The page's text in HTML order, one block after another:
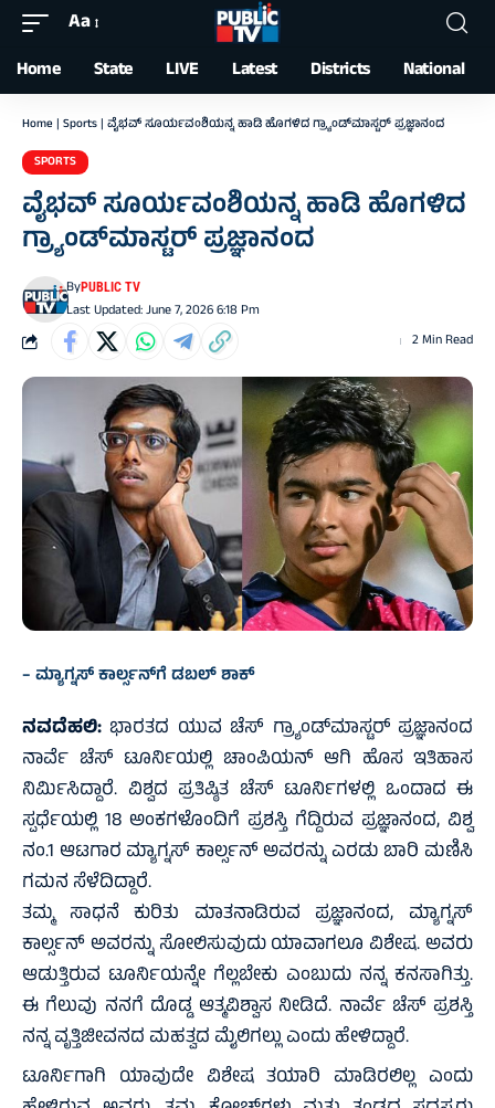
Font
Resizer
Aa
Home State LIVE Latest Districts National
Home | Sports | ವೈಭವ್‌ ಸೂರ್ಯವಂಶಿಯನ್ನ ಹಾಡಿ ಹೊಗಳಿದ ಗ್ರ್ಯಾಂಡ್‌ಮಾಸ್ಟರ್ ಪ್ರಜ್ಞಾನಂದ
SPORTS
ವೈಭವ್‌ ಸೂರ್ಯವಂಶಿಯನ್ನ ಹಾಡಿ ಹೊಗಳಿದ
ಗ್ರ್ಯಾಂಡ್‌ಮಾಸ್ಟರ್ ಪ್ರಜ್ಞಾನಂದ
Last Updated: June 7, 2026 6:18 Pm
ByPUBLIC TV
2 Min Read
– ಮ್ಯಾಗ್ನಸ್ ಕಾರ್ಲ್ಸನ್‌ಗೆ ಡಬಲ್‌ ಶಾಕ್‌
ನವದೆಹಲಿ: ಭಾರತದ ಯುವ ಚೆಸ್ ಗ್ರ್ಯಾಂಡ್‌ಮಾಸ್ಟರ್ ಪ್ರಜ್ಞಾನಂದ
ನಾರ್ವೆ ಚೆಸ್ ಟೂರ್ನಿಯಲ್ಲಿ ಚಾಂಪಿಯನ್ ಆಗಿ ಹೊಸ ಇತಿಹಾಸ
ನಿರ್ಮಿಸಿದ್ದಾರೆ. ವಿಶ್ವದ ಪ್ರತಿಷ್ಠಿತ ಚೆಸ್ ಟೂರ್ನಿಗಳಲ್ಲಿ ಒಂದಾದ ಈ
ಸ್ಪರ್ಧೆಯಲ್ಲಿ 18 ಅಂಕಗಳೊಂದಿಗೆ ಪ್ರಶಸ್ತಿ ಗೆದ್ದಿರುವ ಪ್ರಜ್ಞಾನಂದ, ವಿಶ್ವ
ನಂ.1 ಆಟಗಾರ ಮ್ಯಾಗ್ನಸ್ ಕಾರ್ಲ್ಸನ್ ಅವರನ್ನು ಎರಡು ಬಾರಿ ಮಣಿಸಿ
ಗಮನ ಸೆಳೆದಿದ್ದಾರೆ.
ತಮ್ಮ ಸಾಧನೆ ಕುರಿತು ಮಾತನಾಡಿರುವ ಪ್ರಜ್ಞಾನಂದ, ಮ್ಯಾಗ್ನಸ್
ಕಾರ್ಲ್ಸನ್ ಅವರನ್ನು ಸೋಲಿಸುವುದು ಯಾವಾಗಲೂ ವಿಶೇಷ. ಅವರು
ಆಡುತ್ತಿರುವ ಟೂರ್ನಿಯನ್ನೇ ಗೆಲ್ಲಬೇಕು ಎಂಬುದು ನನ್ನ ಕನಸಾಗಿತ್ತು.
ಈ ಗೆಲುವು ನನಗೆ ದೊಡ್ಡ ಆತ್ಮವಿಶ್ವಾಸ ನೀಡಿದೆ. ನಾರ್ವೆ ಚೆಸ್ ಪ್ರಶಸ್ತಿ
ನನ್ನ ವೃತ್ತಿಜೀವನದ ಮಹತ್ವದ ಮೈಲಿಗಲ್ಲು ಎಂದು ಹೇಳಿದ್ದಾರೆ.
ಟೂರ್ನಿಗಾಗಿ ಯಾವುದೇ ವಿಶೇಷ ತಯಾರಿ ಮಾಡಿರಲಿಲ್ಲ ಎಂದು